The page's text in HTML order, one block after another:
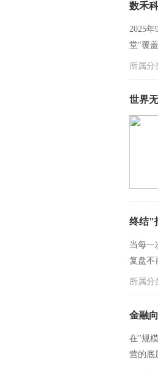
数禾
2025
堂"覆
所属分
世界
终结"
当每一
复盘不
所属分
金融
在"规
营的底